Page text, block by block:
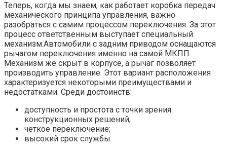
Теперь, когда мы знаем, как работает коробка передач
механического принципа управления, важно
разобраться с самим процессом переключения. За этот
процесс ответственным выступает специальный
механизм.Автомобили с задним приводом оснащаются
рычагом переключения именно на самой МКПП.
Механизм же скрыт в корпусе, а рычаг позволяет
производить управление. Этот вариант расположения
характеризуется некоторыми преимуществами и
недостатками. Среди достоинств:
доступность и простота с точки зрения
конструкционных решений;
четкое переключение;
высокий срок службы.